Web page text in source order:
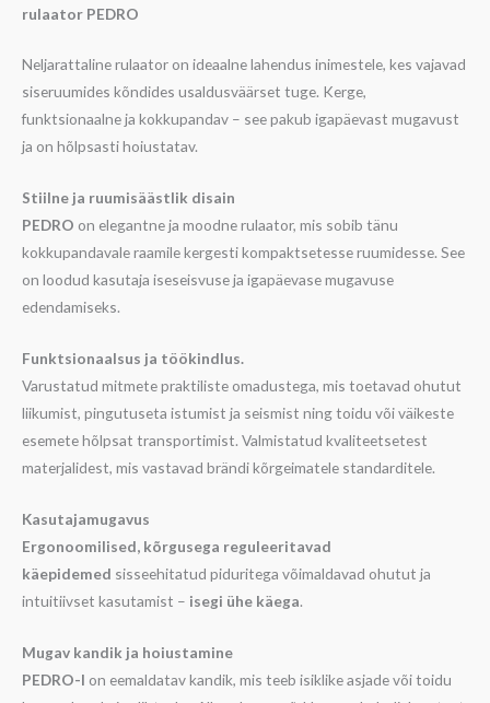
rulaator PEDRO
Neljarattaline rulaator on ideaalne lahendus inimestele, kes vajavad
siseruumides kõndides usaldusväärset tuge. Kerge,
funktsionaalne ja kokkupandav – see pakub igapäevast mugavust
ja on hõlpsasti hoiustatav.
Stiilne ja ruumisäästlik disain
PEDRO on elegantne ja moodne rulaator, mis sobib tänu
kokkupandavale raamile kergesti kompaktsetesse ruumidesse. See
on loodud kasutaja iseseisvuse ja igapäevase mugavuse
edendamiseks.
Funktsionaalsus ja töökindlus.
Varustatud mitmete praktiliste omadustega, mis toetavad ohutut
liikumist, pingutuseta istumist ja seismist ning toidu või väikeste
esemete hõlpsat transportimist. Valmistatud kvaliteetsetest
materjalidest, mis vastavad brändi kõrgeimatele standarditele.
Kasutajamugavus
Ergonoomilised, kõrgusega reguleeritavad
käepidemed sisseehitatud piduritega võimaldavad ohutut ja
intuitiivset kasutamist – isegi ühe käega.
Mugav kandik ja hoiustamine
PEDRO-l on eemaldatav kandik, mis teeb isiklike asjade või toidu